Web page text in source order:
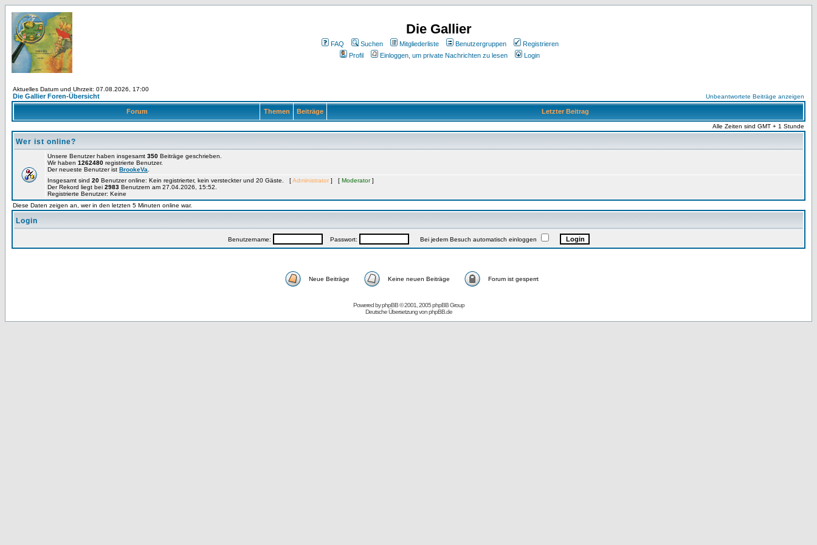
Die Gallier
FAQ Suchen Mitgliederliste Benutzergruppen
Registrieren
Profil
Einloggen, um private Nachrichten zu lesen Login
Aktuelles Datum und Uhrzeit: 07.08.2026, 17:00
Die Gallier Foren-Übersicht Unbeantwortete Beiträge anzeigen
Forum Themen Beiträge Letzter Beitrag
Alle Zeiten sind GMT + 1 Stunde
Wer ist online?
Unsere Benutzer haben insgesamt 350 Beiträge geschrieben.
Wir haben 1262480 registrierte Benutzer.
Der neueste Benutzer ist BrookeVa
Insgesamt sind 20 Benutzer online: Kein registrierter, kein versteckter und 20 Gäste. [Administrator ] [ Moderator]
Der Rekord liegt bei 2983 Benutzern am 27.04.2026, 15:52.
Registrierte Benutzer: Keine
Diese Daten zeigen an, wer in den letzten 5 Minuten online war.
Login
Benutzername: Passwort: Bei jedem Besuch automatisch einloggen
Neue Beiträge Keine neuen Beiträge Forum ist gesperrt
Powered byphpBB© 2001, 2005 phpBB Group
Deutsche Übersetzung vonphpBB.de